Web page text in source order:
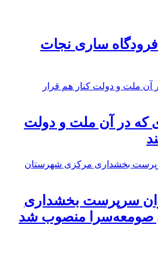
فرودگاه ساری نجات
که در آن ملت و دولت
سرپرست بخشداری
صومعه‌سرا منصوب شد